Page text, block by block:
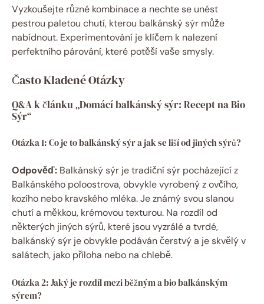
Vyzkoušejte různé kombinace a nechte se unést
pestrou paletou chutí, kterou balkánský sýr může
nabídnout. Experimentování je klíčem k nalezení
perfektního párování, které potěší vaše smysly.
Často Kladené Otázky
Q&A k článku „Domácí balkánský sýr: Recept na Bio
Sýr“
Otázka 1: Co je to balkánský sýr a jak se liší od jiných sýrů?
Odpověď: Balkánský sýr je tradiční sýr pocházející z
Balkánského poloostrova, obvykle vyrobený z ovčího,
kozího nebo kravského mléka. Je známý svou slanou
chutí a měkkou, krémovou texturou. Na rozdíl od
některých jiných sýrů, které jsou vyzrálé a tvrdé,
balkánský sýr je obvykle podáván čerstvý a je skvělý v
salátech, jako příloha nebo na chlebě.
Otázka 2: Jaký je rozdíl mezi běžným a bio balkánským
sýrem?